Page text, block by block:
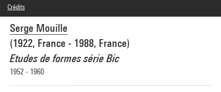
Serge Mouille
(1922, France - 1988, France)
Etudes de formes série Bic
1952 - 1960
Crédits
© Adagp, Paris
Crédit photographique : Centre Pompidou, MNAM-CCI/Georges Meguerditchian/Dist.
GrandPalaisRmn
Réf. image : 4N42179
Diffusion image : GrandPalaisRmnPhoto